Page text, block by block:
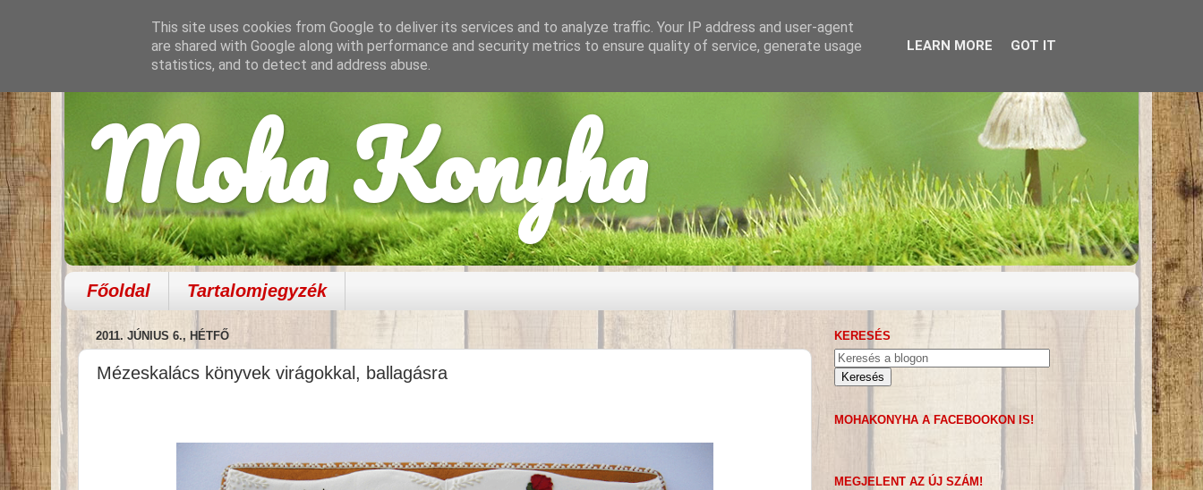
Moha Konyha
Főoldal Tartalomjegyzék
2011. JÚNIUS 6., HÉTFŐ
Mézeskalács könyvek virágokkal, ballagásra
KERESÉS
MOHAKONYHA A FACEBOOKON IS!
MEGJELENT AZ ÚJ SZÁM!
This site uses cookies from Google to deliver its services and to analyze traffic. Your IP address and user-agent
are shared with Google along with performance and security metrics to ensure quality of service, generate usage
statistics, and to detect and address abuse.
LEARN MORE GOT IT